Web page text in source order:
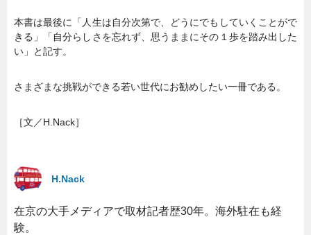
本書は最後に「人生は自分次第で、どうにでもしていくことがで
きる」「自分らしさを忘れず、思うままにその１歩を踏み出した
い」と記す。
さまざまな挑戦ができる若い世代にお勧めしたい一冊である。
［文／H.Nack］
H.Nack
在京の大手メディアで取材記者歴30年。海外駐在も経
験。